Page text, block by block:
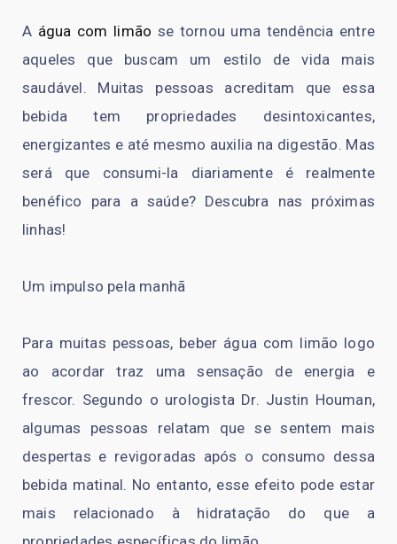
A água com limão se tornou uma tendência entre
aqueles que buscam um estilo de vida mais
saudável. Muitas pessoas acreditam que essa
bebida tem propriedades desintoxicantes,
energizantes e até mesmo auxilia na digestão. Mas
será que consumi-la diariamente é realmente
benéfico para a saúde? Descubra nas próximas
linhas!
Um impulso pela manhã
Para muitas pessoas, beber água com limão logo
ao acordar traz uma sensação de energia e
frescor. Segundo o urologista Dr. Justin Houman,
algumas pessoas relatam que se sentem mais
despertas e revigoradas após o consumo dessa
bebida matinal. No entanto, esse efeito pode estar
mais relacionado à hidratação do que a